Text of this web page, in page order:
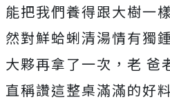
能把我們養得跟大樹一
然對鮮蛤蜊清湯情有獨
大夥再拿了一次，老 爸
直稱讚這整桌滿滿的好